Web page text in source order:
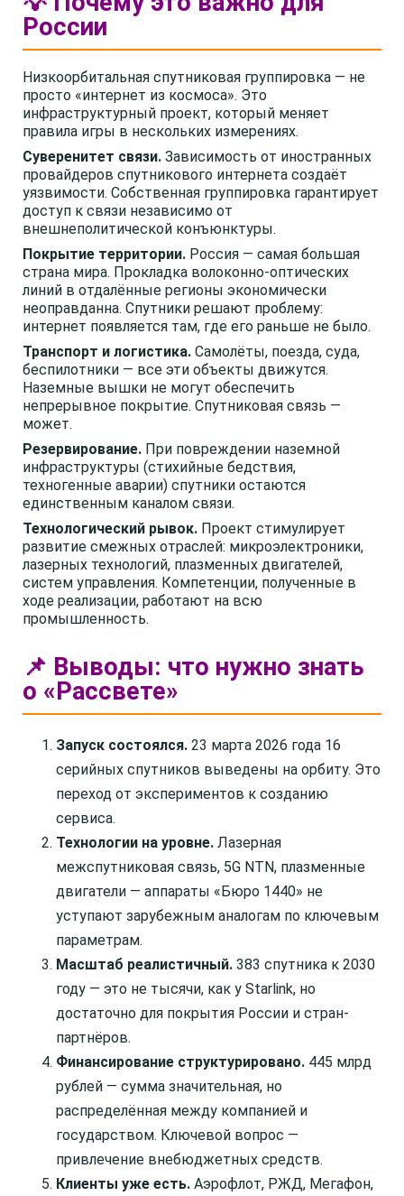
России
Низкоорбитальная спутниковая группировка — не
просто «интернет из космоса». Это
инфраструктурный проект, который меняет
правила игры в нескольких измерениях.
Суверенитет связи. Зависимость от иностранных
провайдеров спутникового интернета создаёт
уязвимости. Собственная группировка гарантирует
доступ к связи независимо от
внешнеполитической конъюнктуры.
Покрытие территории. Россия — самая большая
страна мира. Прокладка волоконно-оптических
линий в отдалённые регионы экономически
неоправданна. Спутники решают проблему:
интернет появляется там, где его раньше не было.
Транспорт и логистика. Самолёты, поезда, суда,
беспилотники — все эти объекты движутся.
Наземные вышки не могут обеспечить
непрерывное покрытие. Спутниковая связь —
может.
Резервирование. При повреждении наземной
инфраструктуры (стихийные бедствия,
техногенные аварии) спутники остаются
единственным каналом связи.
Технологический рывок. Проект стимулирует
развитие смежных отраслей: микроэлектроники,
лазерных технологий, плазменных двигателей,
систем управления. Компетенции, полученные в
ходе реализации, работают на всю
промышленность.
📌 Выводы: что нужно знать
о «Рассвете»
Запуск состоялся. 23 марта 2026 года 16
серийных спутников выведены на орбиту. Это
переход от экспериментов к созданию
сервиса.
Технологии на уровне. Лазерная
межспутниковая связь, 5G NTN, плазменные
двигатели — аппараты «Бюро 1440» не
уступают зарубежным аналогам по ключевым
параметрам.
Масштаб реалистичный. 383 спутника к 2030
году — это не тысячи, как у Starlink, но
достаточно для покрытия России и стран-
партнёров.
Финансирование структурировано. 445 млрд
рублей — сумма значительная, но
распределённая между компанией и
государством. Ключевой вопрос —
привлечение внебюджетных средств.
Клиенты уже есть. Аэрофлот, РЖД, Мегафон,